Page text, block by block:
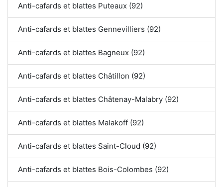
Anti-cafards et blattes Puteaux (92)
Anti-cafards et blattes Gennevilliers (92)
Anti-cafards et blattes Bagneux (92)
Anti-cafards et blattes Châtillon (92)
Anti-cafards et blattes Châtenay-Malabry (92)
Anti-cafards et blattes Malakoff (92)
Anti-cafards et blattes Saint-Cloud (92)
Anti-cafards et blattes Bois-Colombes (92)